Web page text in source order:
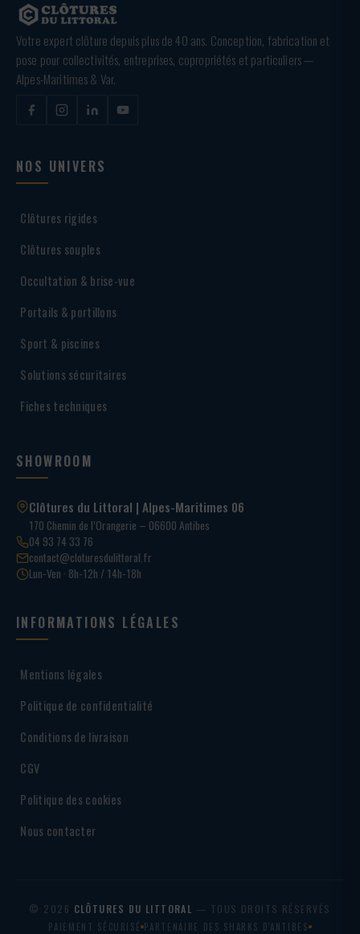
Votre expert clôture depuis plus de 40 ans. Conception, fabrication et
pose pour collectivités, entreprises, copropriétés et particuliers —
Alpes-Maritimes & Var.
NOS UNIVERS
Clôtures rigides
Clôtures souples
Occultation & brise-vue
Portails & portillons
Sport & piscines
Solutions sécuritaires
Fiches techniques
SHOWROOM
Clôtures du Littoral | Alpes-Maritimes 06
170 Chemin de l’Orangerie – 06600 Antibes
04 93 74 33 76
contact@cloturesdulittoral.fr
Lun-Ven · 8h-12h / 14h-18h
INFORMATIONS LÉGALES
Mentions légales
Politique de confidentialité
Conditions de livraison
CGV
Politique des cookies
Nous contacter
© 2026 CLÔTURES DU LITTORAL — TOUS DROITS RÉSERVÉS
PAIEMENT SÉCURISÉ PARTENAIRE DES SHARKS D'ANTIBES